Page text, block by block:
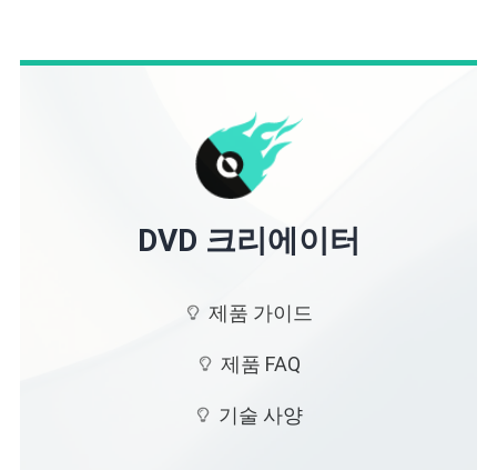
DVD 크리에이터
제품 가이드
제품 FAQ
기술 사양